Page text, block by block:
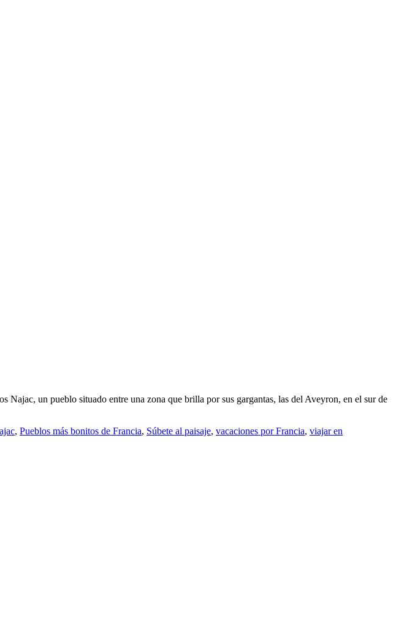
un pueblo situado entre una zona que brilla por sus gargantas, las del Aveyron, en el sur de
, Pueblos más bonitos de Francia, Súbete al paisaje, vacaciones por Francia, viajar en